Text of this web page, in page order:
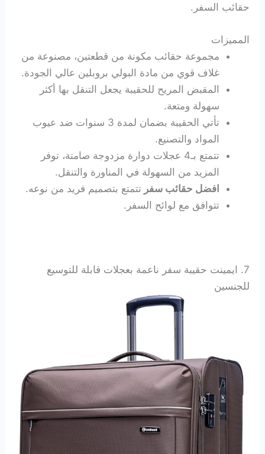
حقائب السفر.
المميزات
مجموعة حقائب مكونة من قطعتين، مصنوعة من
غلاف قوي من مادة البولي بروبلين عالي الجودة.
المقبض المريح للحقيبة يجعل التنقل بها أكثر
سهولة ومتعة.
تأتي الحقيبة بضمان لمدة 3 سنوات ضد عيوب
المواد والتصنيع.
تتمتع بـ4 عجلات دوارة مزدوجة صامتة، توفر
المزيد من السهولة في المناورة والتنقل.
افضل حقائب سفر تتمتع بتصميم فريد من نوعه.
تتوافق مع لوائح السفر.
7. ايمينت حقيبة سفر ناعمة بعجلات قابلة للتوسيع
للجنسين